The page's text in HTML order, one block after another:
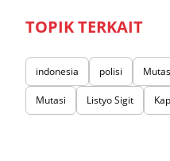
TOPIK TERKAIT
indonesia polisi
Mutasi Listyo Sigit